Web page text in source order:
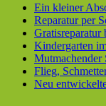
Ein kleiner
Reparatur per
Gratisreparatur
Kindergarten
Mutmachender
Flieg,
Neu